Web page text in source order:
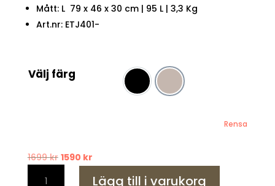
Mått: L 79 x 46 x 30 cm | 95 L | 3,3 Kg
Art.nr: ETJ401-
Välj färg
Black Grey
Rensa
1699kr Det
1590 krDet
Lägg till i varukorg